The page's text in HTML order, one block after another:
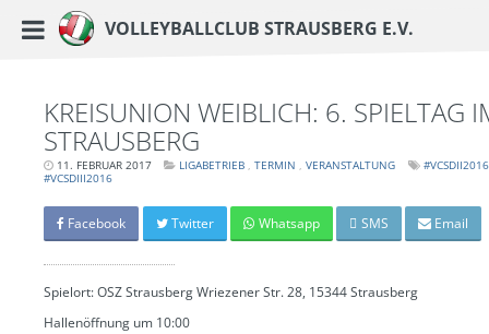
https://www.vc-strausberg.de/wp-content/themes/siehste/images/
Zum
Volleyballclub Strausberg e.V.
Haupt-Menü
KREISUNION WEIBLICH: 6. SPIELTAG
STRAUSBERG
11. FEBRUAR 2017LETZTE
MÄRZ
2024
06:39
LIGABETRIEB TERMIN VERANSTALTUNG
#VCSDII2016
#VCSDIII2016
Facebook Twitter Whatsapp SMS Email
Spielort: OSZ Strausberg Wriezener Str. 28, 15344 Strausberg
Hallenöffnung um 10:00